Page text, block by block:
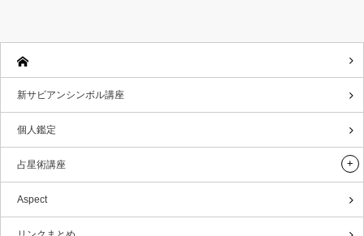
新サビアンシンボル講座
個人鑑定
占星術講座
Aspect